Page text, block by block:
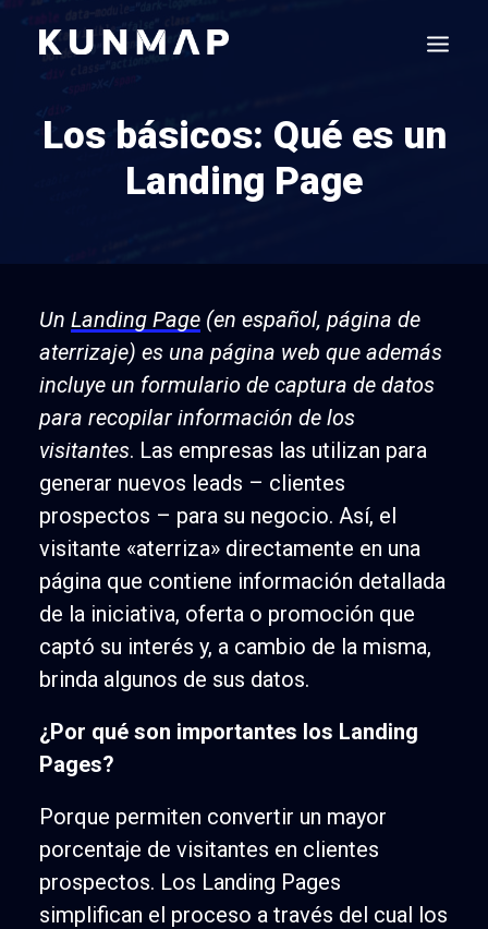
Los básicos: Qué es un
Landing Page
Un Landing Page (en español, página de
aterrizaje) es una página web que además
incluye un formulario de captura de datos
para recopilar información de los
visitantes. Las empresas las utilizan para
generar nuevos leads – clientes
prospectos – para su negocio. Así, el
visitante «aterriza» directamente en una
página que contiene información detallada
de la iniciativa, oferta o promoción que
captó su interés y, a cambio de la misma,
brinda algunos de sus datos.
¿Por qué son importantes los Landing
Pages?
Porque permiten convertir un mayor
porcentaje de visitantes en clientes
prospectos. Los Landing Pages
simplifican el proceso a través del cual los